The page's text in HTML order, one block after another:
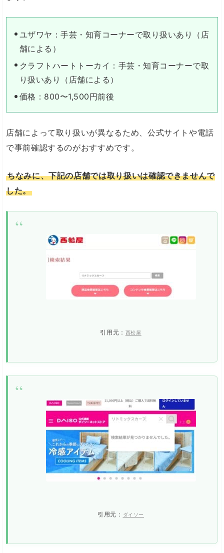
ユザワヤ：手芸・知育コーナーで取り扱いあり（店
舗による）
クラフトハートトーカイ：手芸・知育コーナーで取
り扱いあり（店舗による）
価格：800〜1,500円前後
店舗によって取り扱いが異なるため、公式サイトや電話
で事前確認するのがおすすめです。
ちなみに、下記の店舗では取り扱いは確認できませんで
した。
引用元： 西松屋
引用元： ダイソー